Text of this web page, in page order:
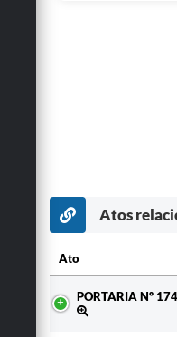
Atos
Ato
PORTARIA Nº